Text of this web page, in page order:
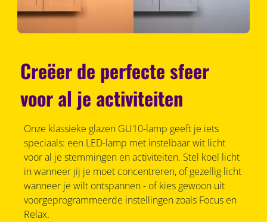
Creëer de perfecte sfeer
voor al je activiteiten
Onze klassieke glazen GU10-lamp geeft je iets
speciaals: een LED-lamp met instelbaar wit licht
voor al je stemmingen en activiteiten. Stel koel licht
in wanneer jij je moet concentreren, of gezellig licht
wanneer je wilt ontspannen - of kies gewoon uit
voorgeprogrammeerde instellingen zoals Focus en
Relax.